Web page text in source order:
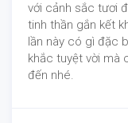
với cảnh sắc tươi
tinh thần gắn kết
lần này có gì đặc
khắc tuyệt vời mà
đến nhé.